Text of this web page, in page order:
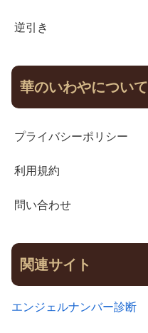
逆引き
華のいわやについて
プライバシーポリシー
利用規約
問い合わせ
関連サイト
エンジェルナンバー診断